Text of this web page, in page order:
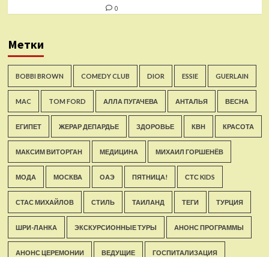
0
Метки
BOBBI BROWN COMEDY CLUB DIOR ESSIE GUERLAIN
MAC TOM FORD АЛЛА ПУГАЧЕВА АНТАЛЬЯ ВЕСНА
ЕГИПЕТ ЖЕРАР ДЕПАРДЬЕ ЗДОРОВЬЕ КВН КРАСОТА
МАКСИМ ВИТОРГАН МЕДИЦИНА МИХАИЛ ГОРШЕНЁВ
МОДА МОСКВА ОАЭ ПЯТНИЦА! СТС KIDS
СТАС МИХАЙЛОВ СТИЛЬ ТАИЛАНД ТЕГИ ТУРЦИЯ
ШРИ-ЛАНКА ЭКСКУРСИОННЫЕ ТУРЫ АНОНС ПРОГРАММЫ
АНОНС ЦЕРЕМОНИИ ВЕДУЩИЕ ГОСПИТАЛИЗАЦИЯ